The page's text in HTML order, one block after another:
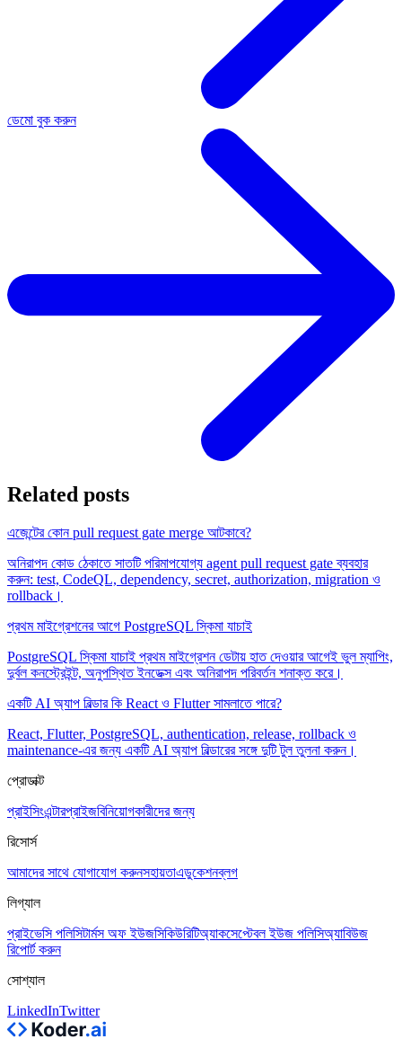
ডেমো বুক করুন
Related posts
এজেন্টের কোন pull request gate merge আটকাবে?
অনিরাপদ কোড ঠেকাতে সাতটি পরিমাপযোগ্য agent pull request gate ব্যবহার
করুন: test, CodeQL, dependency, secret, authorization, migration ও
rollback।
প্রথম মাইগ্রেশনের আগে PostgreSQL স্কিমা যাচাই
PostgreSQL স্কিমা যাচাই প্রথম মাইগ্রেশন ডেটায় হাত দেওয়ার আগেই ভুল ম্যাপিং,
দুর্বল কনস্ট্রেইন্ট, অনুপস্থিত ইনডেক্স এবং অনিরাপদ পরিবর্তন শনাক্ত করে।
একটি AI অ্যাপ বিল্ডার কি React ও Flutter সামলাতে পারে?
React, Flutter, PostgreSQL, authentication, release, rollback ও
maintenance-এর জন্য একটি AI অ্যাপ বিল্ডারের সঙ্গে দুটি টুল তুলনা করুন।
প্রোডাক্ট
প্রাইসিংএন্টারপ্রাইজবিনিয়োগকারীদের জন্য
রিসোর্স
আমাদের সাথে যোগাযোগ করুনসহায়তাএডুকেশনব্লগ
লিগ্যাল
প্রাইভেসি পলিসিটার্মস অফ ইউজসিকিউরিটিঅ্যাকসেপ্টেবল ইউজ পলিসিঅ্যাবিউজ
রিপোর্ট করুন
সোশ্যাল
LinkedInTwitter